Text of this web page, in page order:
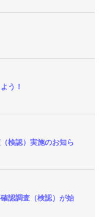
う！
検認）実施のお知ら
認調査（検認）が始